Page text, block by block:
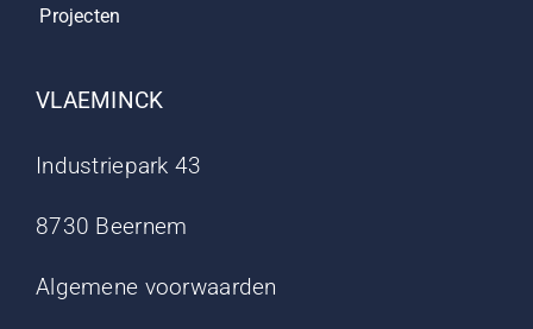
Projecten
VLAEMINCK
Industriepark 43
8730 Beernem
Algemene voorwaarden